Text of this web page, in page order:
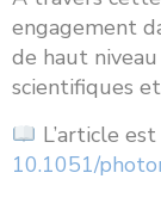
engagement
de haut
scientifiques
L’article
10.1051/